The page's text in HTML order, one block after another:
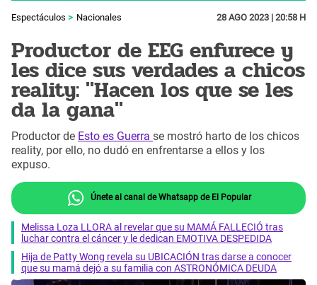
Espectáculos Nacionales 28 AGO 2023 | 20:58 H
Productor de EEG enfurece y
les dice sus verdades a chicos
reality: "Hacen los que se les
da la gana"
Productor de Esto es Guerra se mostró harto de los chicos
reality, por ello, no dudó en enfrentarse a ellos y los
expuso.
Únete al canal de Whatsapp de El Popular
Melissa Loza LLORA al revelar que su MAMÁ FALLECIÓ tras
luchar contra el cáncer y le dedican EMOTIVA DESPEDIDA
Hija de Patty Wong revela su UBICACIÓN tras darse a conocer
que su mamá dejó a su familia con ASTRONÓMICA DEUDA